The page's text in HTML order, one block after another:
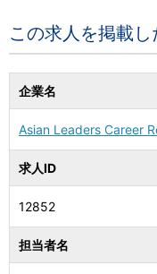
この求人を掲載し
企業名
Asian Leaders Career
求人ID
12852
担当者名